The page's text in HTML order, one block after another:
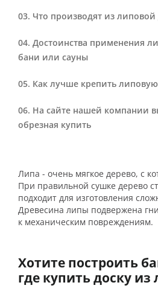
Что производят из липовой
Достоинства применения
бани или сауны
Как лучше крепить липовую
На сайте нашей компании
обрезная купить
Липа - очень мягкое дерево, с
При правильной сушке дерево
подходит для изготовления
Древесина липы подвержена
к механическим повреждениям.
Хотите построить
где купить доску